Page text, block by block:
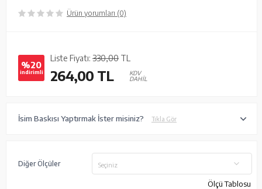
Ürün yorumları (0)
%20
indirimli
Liste Fiyatı: 330,00 TL
264,00 TL
KDV
DAHİL
İsim Baskısı Yaptırmak İster misiniz? Tıkla Gör
Diğer Ölçüler Seçiniz
Ölçü Tablosu